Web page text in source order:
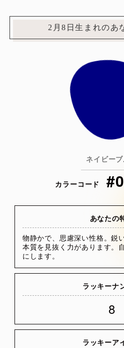
2月8日生まれのあ
ネイビー
カラーコード
あなたの
物静かで、思慮深い性格。鋭
本質を見抜く力があります。
にします。
ラッキーナ
8
ラッキーア